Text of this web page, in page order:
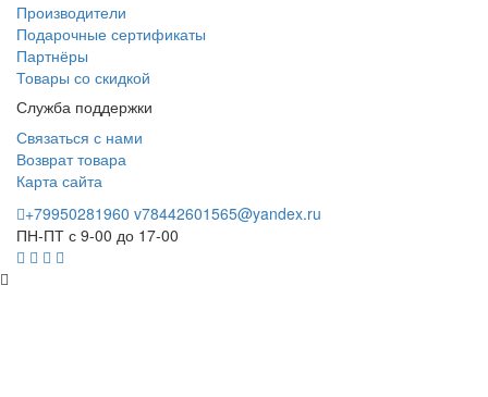
Производители
Подарочные сертификаты
Партнёры
Товары со скидкой
Служба поддержки
Связаться с нами
Возврат товара
Карта сайта
+79950281960 v78442601565@yandex.ru
ПН-ПТ с 9-00 до 17-00